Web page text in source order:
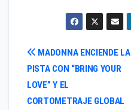
Navegación
de
entradas
MADONNA ENCIENDE LA
PISTA CON “BRING YOUR
LOVE” Y EL
CORTOMETRAJE GLOBAL